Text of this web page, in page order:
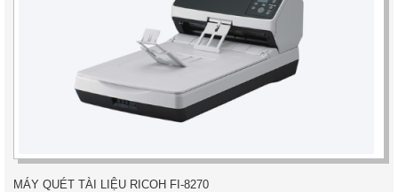
MÁY QUÉT TÀI LIỆU RICOH FI-8270